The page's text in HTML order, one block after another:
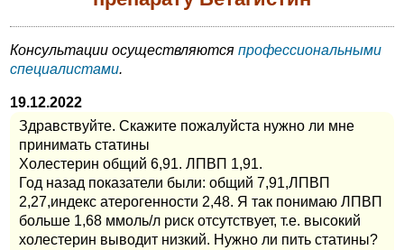
Консультации осуществляются профессиональными
специалистами.
19.12.2022
Здравствуйте. Скажите пожалуйста нужно ли мне
принимать статины
Холестерин общий 6,91. ЛПВП 1,91.
Год назад показатели были: общий 7,91,ЛПВП
2,27,индекс атерогенности 2,48. Я так понимаю ЛПВП
больше 1,68 ммоль/л риск отсутствует, т.е. высокий
холестерин выводит низкий. Нужно ли пить статины?